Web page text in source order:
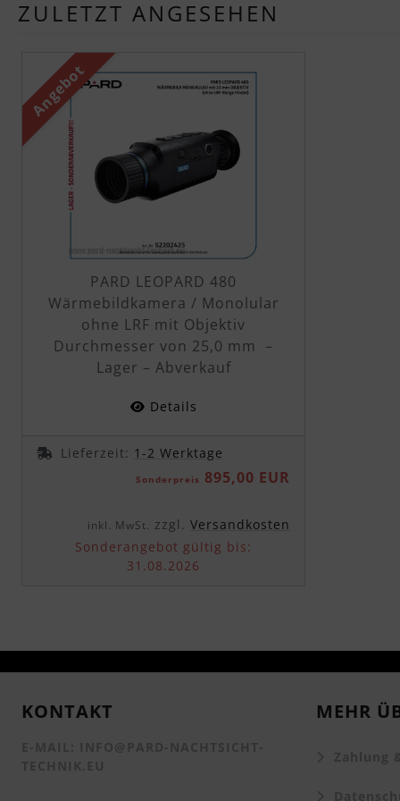
ZULETZT ANGESEHEN
Es folgt ein Produktslider - navigieren Sie mit der
Angebot
​​​​​​​PARD LEOPARD 480
Wärmebildkamera / Monolular
ohne LRF mit Objektiv
Durchmesser von 25,0 mm –
Lager – Abverkauf
Details
Lieferzeit: 1-2 Werktage
Sonderpreis 895,00 EUR
inkl. MwSt. zzgl. Versandkosten
Sonderangebot gültig bis:
31.08.2026
KONTAKT MEHR